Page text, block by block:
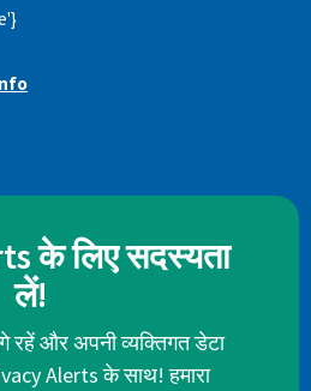
के लिए सदस्यता
लें!
और अपनी व्यक्तिगत डेटा
Alerts के साथ! हमारा